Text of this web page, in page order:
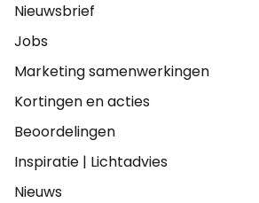
Nieuwsbrief
Jobs
Marketing samenwerkingen
Kortingen en acties
Beoordelingen
Inspiratie | Lichtadvies
Nieuws